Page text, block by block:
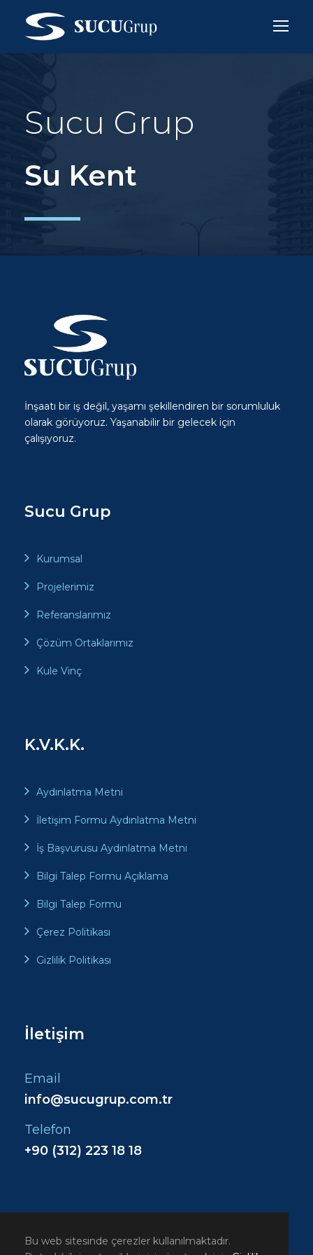
Sucu Grup
Su Kent
İnşaatı bir iş değil, yaşamı şekillendiren bir sorumluluk
olarak görüyoruz. Yaşanabilir bir gelecek için
çalışıyoruz.
Sucu Grup
Kurumsal
Projelerimiz
Referanslarımız
Çözüm Ortaklarımız
Kule Vinç
K.V.K.K.
Aydınlatma Metni
İletişim Formu Aydınlatma Metni
İş Başvurusu Aydınlatma Metni
Bilgi Talep Formu Açıklama
Bilgi Talep Formu
Çerez Politikası
Gizlilik Politikası
İletişim
Email
info@sucugrup.com.tr
Telefon
+90 (312) 223 18 18
Bu web sitesinde çerezler kullanılmaktadır.